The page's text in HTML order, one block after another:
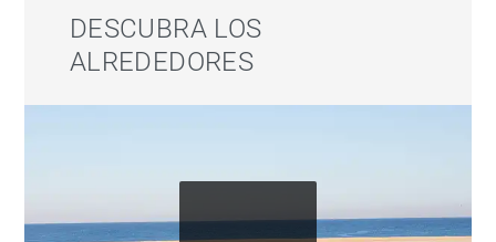
DESCUBRA LOS
ALREDEDORES